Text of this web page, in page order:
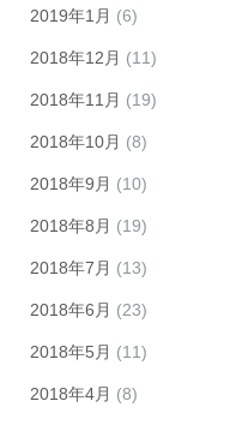
2019年1月 (6)
2018年12月 (11)
2018年11月 (19)
2018年10月 (8)
2018年9月 (10)
2018年8月 (19)
2018年7月 (13)
2018年6月 (23)
2018年5月 (11)
2018年4月 (8)